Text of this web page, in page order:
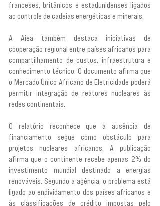
franceses, britânicos e estadunidenses ligados
ao controle de cadeias energéticas e minerais.
A Aiea também destaca iniciativas de
cooperação regional entre países africanos para
compartilhamento de custos, infraestrutura e
conhecimento técnico. O documento afirma que
o Mercado Único Africano de Eletricidade poderá
permitir integração de reatores nucleares às
redes continentais.
O relatório reconhece que a ausência de
financiamento segue como obstáculo para
projetos nucleares africanos. A publicação
afirma que o continente recebe apenas 2% do
investimento mundial destinado a energias
renováveis. Segundo a agência, o problema está
ligado ao endividamento dos países africanos e
às classificações de crédito impostas pelo